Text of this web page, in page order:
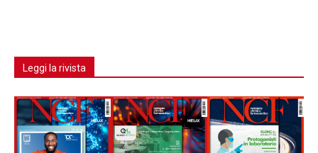
Leggi la rivista